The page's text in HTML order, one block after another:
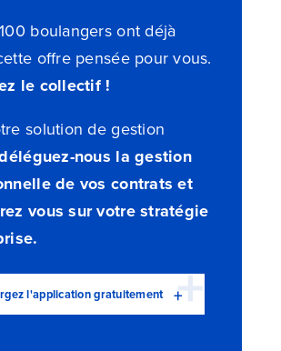
boulangers ont déjà
offre pensée pour vous.
le collectif !
solution de gestion
nous la gestion
de vos contrats et
vous sur votre stratégie
l'application gratuitement